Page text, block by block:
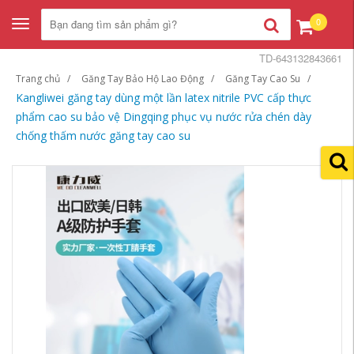
Toggle
navigation
0
Trang chủ Găng Tay Bảo Hộ Lao Động Găng Tay Cao Su
Kangliwei găng tay dùng một lần latex nitrile PVC cấp thực
phẩm cao su bảo vệ Dingqing phục vụ nước rửa chén dày
chống thấm nước găng tay cao su
TD-643132843661